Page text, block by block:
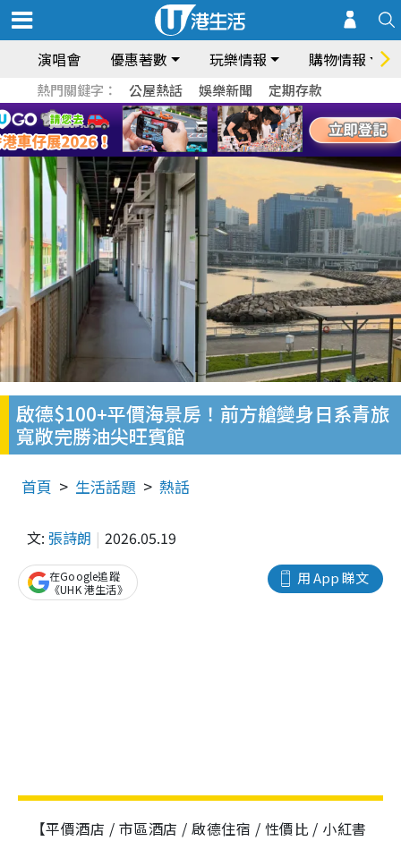
演唱會 優惠著數 玩樂情報 購物情報
熱門關鍵字： 公屋熱話 娛樂新聞 定期存款
啟德$100+平價海景房！前方艙變身日系青旅
寬敞完勝油尖旺賓館
首頁 生活話題 熱話
文: 張詩朗 2026.05.19
用 App 睇文
在Google追蹤
《UHK 港生活》
【平價酒店 / 市區酒店 / 啟德住宿 / 性價比 / 小紅書